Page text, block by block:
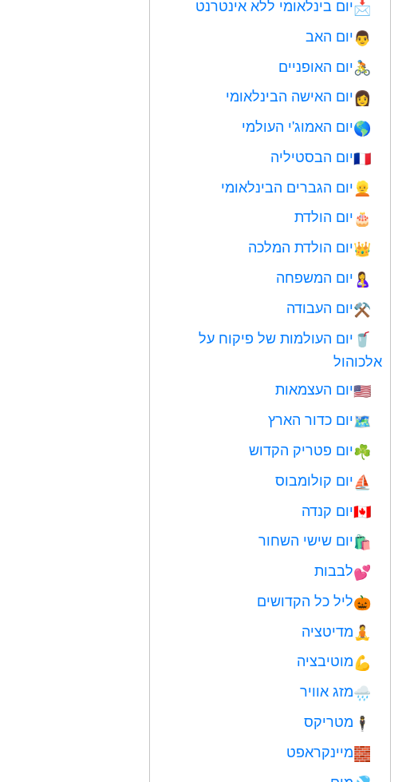
📩יום בינלאומי ללא אינטרנט
👨יום האב
🚴יום האופניים
👩יום האישה הבינלאומי
🌎יום האמוג'י העולמי
🇫🇷יום הבסטיליה
👱 יום הגברים הבינלאומי
🎂יום הולדת
👑יום הולדת המלכה
🤱 יום המשפחה
⚒️יום העבודה
🥤 יום העולמות של פיקוח על
אלכוהול
🇺🇸יום העצמאות
🗺️יום כדור הארץ
☘️יום פטריק הקדוש
⛵️יום קולומבוס
🇨🇦יום קנדה
🛍יום שישי השחור
💕לבבות
🎃ליל כל הקדושים
🧘מדיטציה
💪מוטיבציה
🌧מזג אוויר
🕴️ מטריקס
🧱מיינקראפט